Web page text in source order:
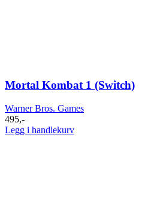
Mortal Kombat 1 (Switch)
Warner Bros. Games
495,-
Legg i handlekurv